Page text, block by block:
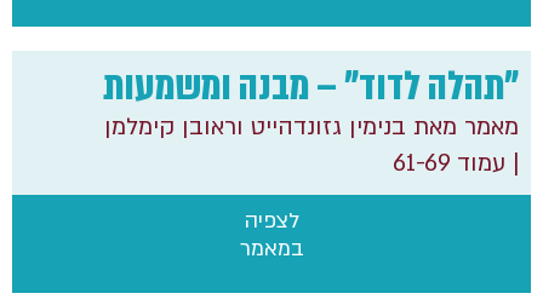
לצפיה
במאמר
"תהלה לדוד" – מבנה ומשמעות
מאמר מאת בנימין גזונדהייט וראובן קימלמן
| עמוד 61-69